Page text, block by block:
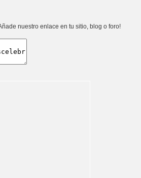
nuestro enlace en tu sitio, blog o foro!